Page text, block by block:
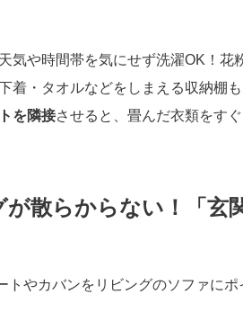
気や時間帯を気にせず洗濯OK！花
着・タオルなどをしまえる収納棚も
を隣接させると、畳んだ衣類をす
散らからない！「玄
トやカバンをリビングのソファに